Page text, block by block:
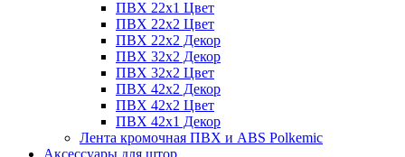
ПВХ 22x1 Цвет
ПВХ 22x2 Цвет
ПВХ 22x2 Декор
ПВХ 32x2 Декор
ПВХ 32x2 Цвет
ПВХ 42x2 Декор
ПВХ 42x2 Цвет
ПВХ 42x1 Декор
Лента кромочная ПВХ и ABS Polkemic
Аксессуары для штор